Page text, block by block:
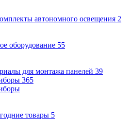
автономного освещения 2
оборудование 55
для монтажа панелей 39
365
товары 5